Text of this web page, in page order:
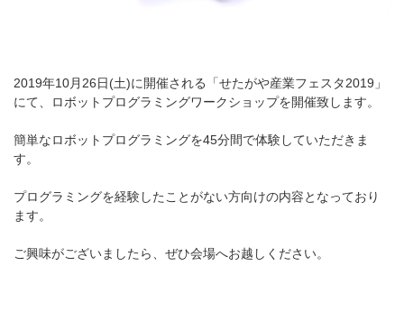
2019年10月26日(土)に開催される「せたがや産業フェスタ2019」
にて、ロボットプログラミングワークショップを開催致します。
簡単なロボットプログラミングを45分間で体験していただきま
す。
プログラミングを経験したことがない方向けの内容となっており
ます。
ご興味がございましたら、ぜひ会場へお越しください。